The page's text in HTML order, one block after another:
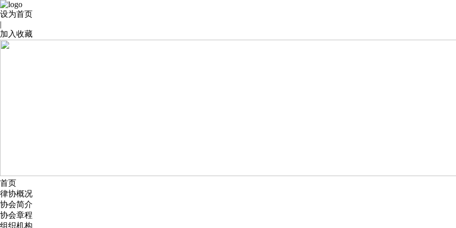
设为首页
|
加入收藏
首页
律协概况
协会简介
协会章程
组织机构